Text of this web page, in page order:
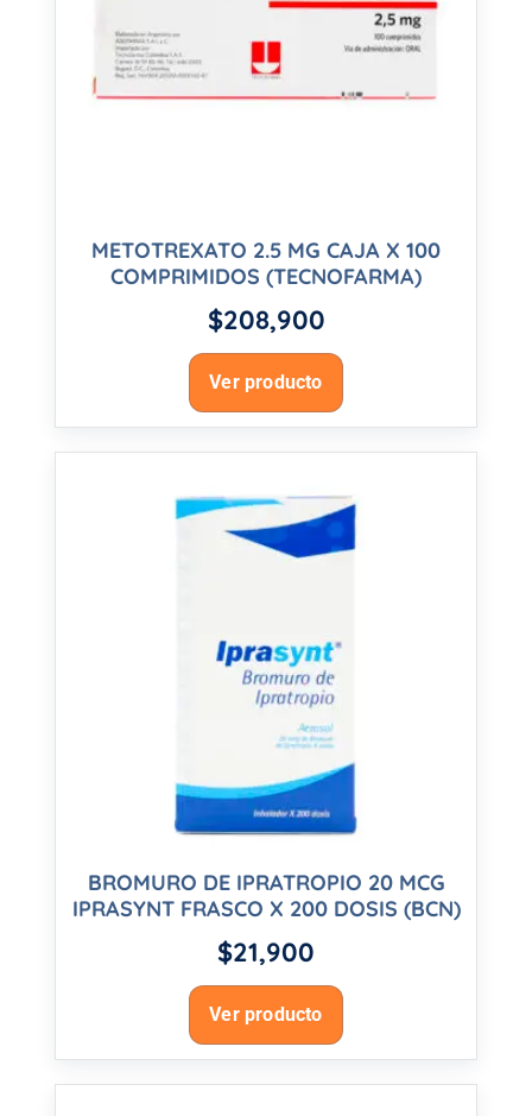
METOTREXATO 2.5 MG CAJA X 100
COMPRIMIDOS (TECNOFARMA)
$208,900
Ver producto
BROMURO DE IPRATROPIO 20 MCG
IPRASYNT FRASCO X 200 DOSIS (BCN)
$21,900
Ver producto